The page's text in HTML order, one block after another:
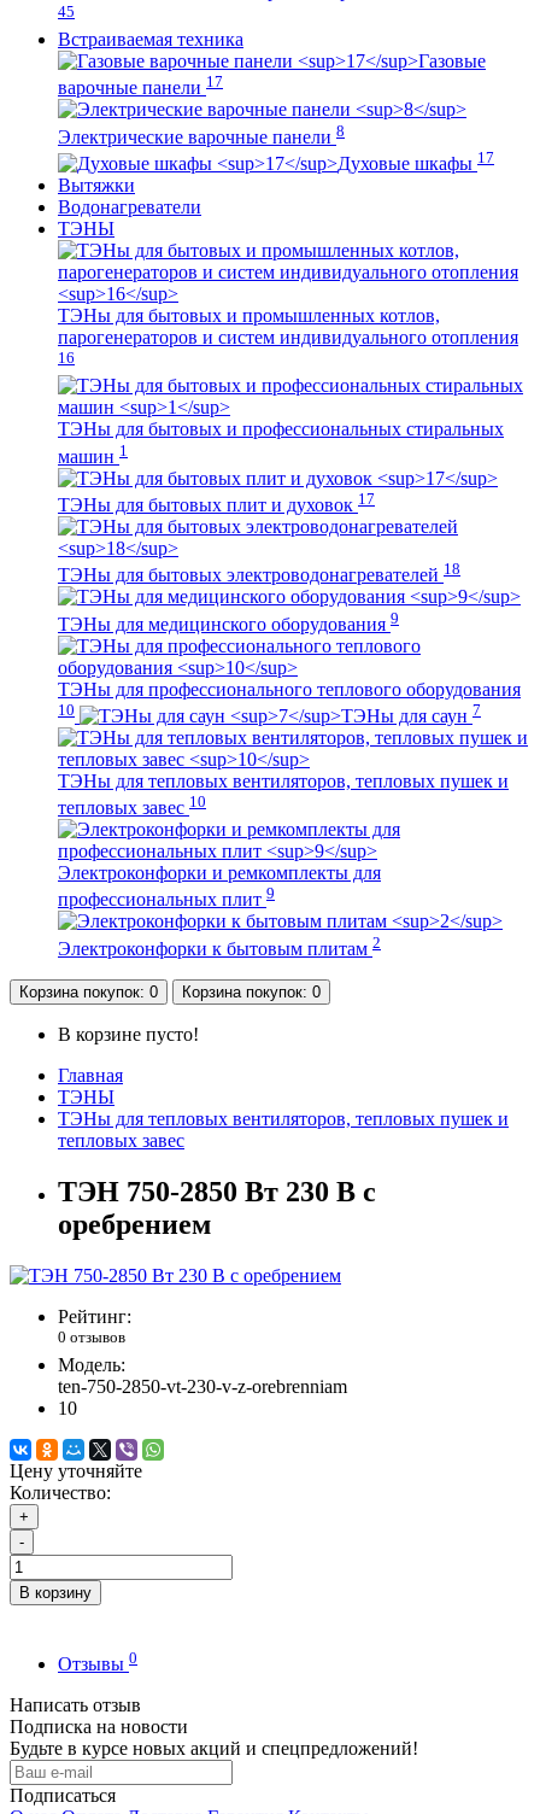
45
Встраиваемая техника
Газовые
варочные панели 17
Электрические варочные панели 8
Духовые шкафы 17
Вытяжки
Водонагреватели
ТЭНЫ
ТЭНы для бытовых и промышленных котлов,
парогенераторов и систем индивидуального отопления
16
ТЭНы для бытовых и профессиональных стиральных
машин 1
ТЭНы для бытовых плит и духовок 17
ТЭНы для бытовых электроводонагревателей 18
ТЭНы для медицинского оборудования 9
ТЭНы для профессионального теплового оборудования
10 ТЭНы для саун 7
ТЭНы для тепловых вентиляторов, тепловых пушек и
тепловых завес 10
Электроконфорки и ремкомплекты для
профессиональных плит 9
Электроконфорки к бытовым плитам 2
Корзина покупок: 0 Корзина покупок: 0
В корзине пусто!
Главная
ТЭНЫ
ТЭНы для тепловых вентиляторов, тепловых пушек и
тепловых завес
ТЭН 750-2850 Вт 230 В с
оребрением
Рейтинг:
0 отзывов
Модель:
ten-750-2850-vt-230-v-z-orebrenniam
10
Цену уточняйте
Количество:
+
-
В корзину
Отзывы 0
Написать отзыв
Подписка на новости
Будьте в курсе новых акций и спецпредложений!
Подписаться